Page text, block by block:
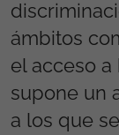
ámbitos
el acceso
supone un
a los que